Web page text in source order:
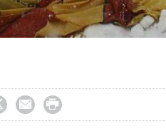
 